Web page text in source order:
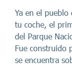
Ya en el pueblo
tu coche, el
del Parque
Fue construido
se encuentra